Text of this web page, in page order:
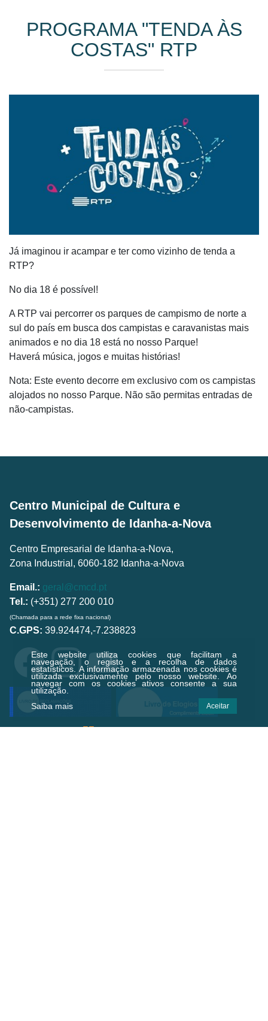
Este website utiliza cookies que facilitam a
navegação, o registo e a recolha de dados
estatísticos.A informação armazenada nos cookies é
utilizada exclusivamente pelo nosso website. Ao
navegar com os cookies ativos consente a sua
utilização.
Saiba mais
Aceitar
PROGRAMA "TENDA ÀS
COSTAS" RTP
Já imaginou ir acampar e ter como vizinho de tenda a
RTP?
No dia 18 é possível!
A RTP vai percorrer os parques de campismo de norte a
sul do país em busca dos campistas e caravanistas mais
animados e no dia 18 está no nosso Parque!
Haverá música, jogos e muitas histórias!
Nota: Este evento decorre em exclusivo com os campistas
alojados no nosso Parque. Não são permitas entradas de
não-campistas.
Centro Municipal de Cultura e
Desenvolvimento de Idanha-a-Nova
Centro Empresarial de Idanha-a-Nova,
Zona Industrial, 6060-182 Idanha-a-Nova
Email.: geral@cmcd.pt
Tel.: (+351) 277 200 010
(Chamada para a rede fixa nacional)
C.GPS: 39.924474,-7.238823